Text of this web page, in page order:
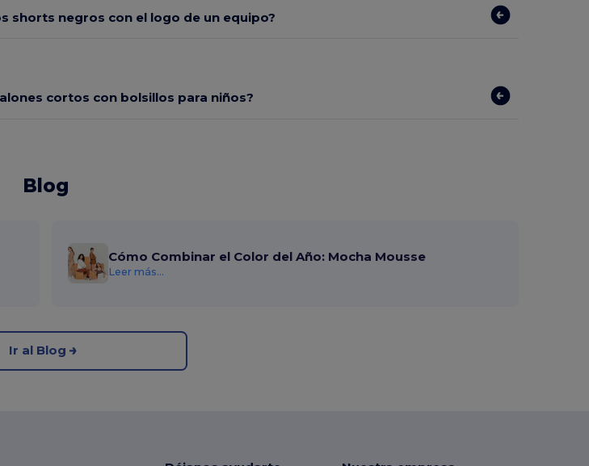
shorts negros con el logo de un equipo?
cortos con bolsillos para niños?
Blog
Cómo Combinar el Color del Año: Mocha Mousse
Leer más...
Ir al Blog